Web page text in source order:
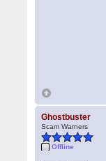
Ghostbuster
Scam Warners
Offline